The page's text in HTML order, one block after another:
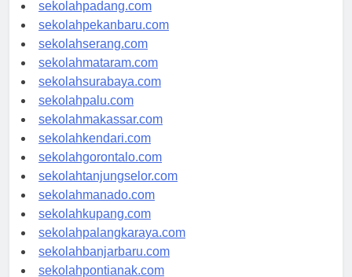
sekolahpadang.com
sekolahpekanbaru.com
sekolahserang.com
sekolahmataram.com
sekolahsurabaya.com
sekolahpalu.com
sekolahmakassar.com
sekolahkendari.com
sekolahgorontalo.com
sekolahtanjungselor.com
sekolahmanado.com
sekolahkupang.com
sekolahpalangkaraya.com
sekolahbanjarbaru.com